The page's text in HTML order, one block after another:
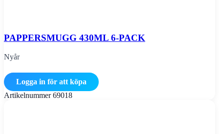
PAPPERSMUGG 430ML 6-PACK
Nyår
Logga in för att köpa
Artikelnummer69018